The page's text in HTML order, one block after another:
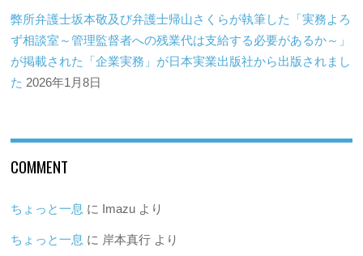
弊所弁護士坂本敬及び弁護士帰山さくらが執筆した「実務よろ
ず相談室～管理監督者への残業代は支給する必要があるか～」
が掲載された「企業実務」が日本実業出版社から出版されまし
た 2026年1月8日
COMMENT
ちょっと一息 に Imazu より
ちょっと一息 に 岸本真行 より